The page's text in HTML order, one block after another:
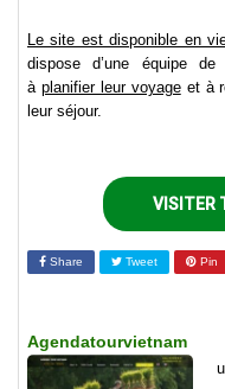
Le site est disponible en
dispose d’une équipe
à planifier leur voyageet à
leur séjour.
VISITER
Share Tweet Pin
Agendatourvietnam